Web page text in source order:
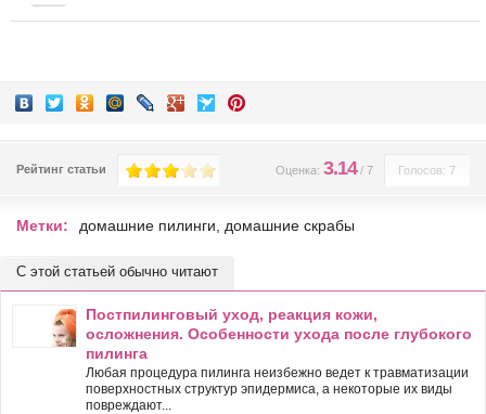
Рейтинг статьи Голосов: 7
Оценка: 3.14/ 7
Метки: домашние пилинги домашние скрабы
С этой статьей обычно читают
Постпилинговый уход, реакция кожи,
осложнения. Особенности ухода после глубокого
пилинга
Любая процедура пилинга неизбежно ведет к травматизации
поверхностных структур эпидермиса, а некоторые их виды
повреждают...